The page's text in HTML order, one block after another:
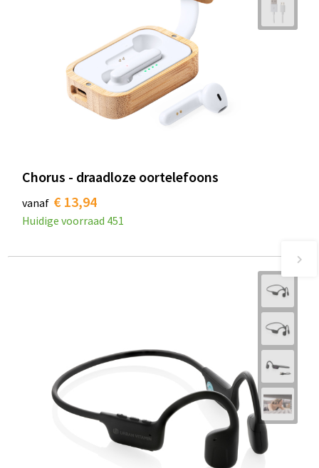
Chorus - draadloze oortelefoons
vanaf € 13,94
Huidige voorraad 451